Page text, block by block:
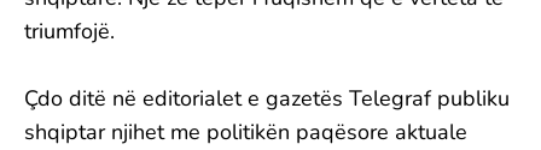
triumfojë.
Çdo ditë në editorialet e gazetës Telegraf publiku
shqiptar njihet me politikën paqësore aktuale